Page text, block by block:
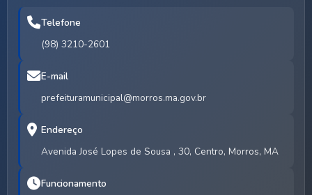
Telefone
(98) 3210-2601
E-mail
prefeituramunicipal@morros.ma.gov.br
Endereço
Avenida José Lopes de Sousa , 30, Centro, Morros, MA
Funcionamento